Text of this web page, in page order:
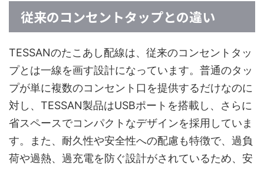
従来のコンセントタップとの違い
TESSANのたこあし配線は、従来のコンセントタッ
プとは一線を画す設計になっています。普通のタッ
プが単に複数のコンセント口を提供するだけなのに
対し、TESSAN製品はUSBポートを搭載し、さらに
省スペースでコンパクトなデザインを採用していま
す。また、耐久性や安全性への配慮も特徴で、過負
荷や過熱、過充電を防ぐ設計がされているため、安